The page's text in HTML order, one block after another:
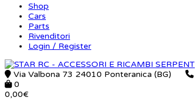
Shop
Cars
Parts
Rivenditori
Login / Register
Via Valbona 73 24010 Ponteranica (BG)
0
0,00€